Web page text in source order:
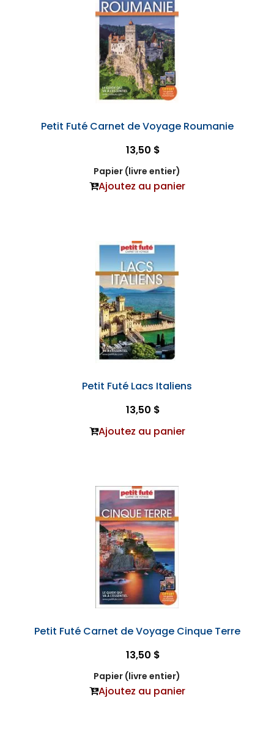
Petit Futé Carnet de Voyage Roumanie
13,50 $
Papier (livre entier)
Ajoutez au panier
Petit Futé Lacs Italiens
13,50 $
Ajoutez au panier
Petit Futé Carnet de Voyage Cinque Terre
13,50 $
Papier (livre entier)
Ajoutez au panier